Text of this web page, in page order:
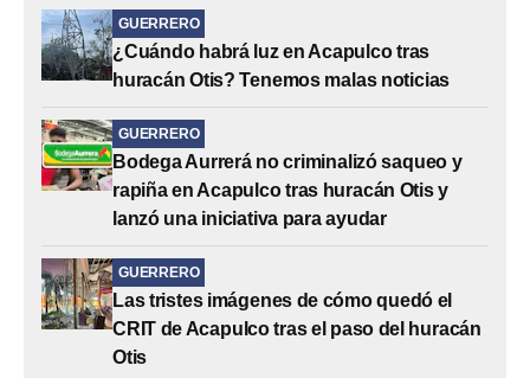
GUERRERO
¿Cuándo habrá luz en Acapulco tras
huracán Otis? Tenemos malas noticias
GUERRERO
Bodega Aurrerá no criminalizó saqueo y
rapiña en Acapulco tras huracán Otis y
lanzó una iniciativa para ayudar
GUERRERO
Las tristes imágenes de cómo quedó el
CRIT de Acapulco tras el paso del huracán
Otis